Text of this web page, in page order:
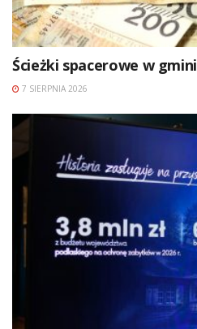
Ścieżki spacerowe w
7 SIERPNIA 2026